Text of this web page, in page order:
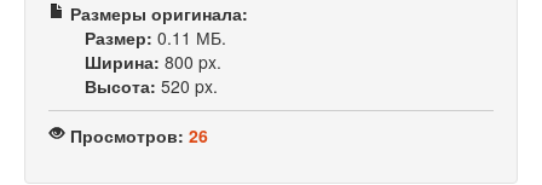
Размеры оригинала:
Размер: 0.11 МБ.
Ширина: 800 px.
Высота: 520 px.
Просмотров: 26